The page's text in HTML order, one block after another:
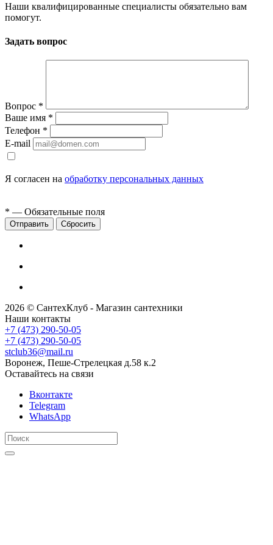
Наши квалифицированные специалисты обязательно вам
помогут.
Задать вопрос
Вопрос *
Ваше имя *
Телефон *
E-mail
Я согласен на обработку персональных данных
* — Обязательные поля
Сбросить
2026 © СантехКлуб - Магазин сантехники
Наши контакты
+7 (473) 290-50-05
+7 (473) 290-50-05
stclub36@mail.ru
Воронеж, Пеше-Стрелецкая д.58 к.2
Оставайтесь на связи
Вконтакте
Telegram
WhatsApp